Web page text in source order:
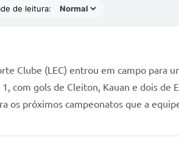
de leitura:
Clube (LEC) entrou em campo para
com gols de Cleiton, Kauan e dois de
os próximos campeonatos que a